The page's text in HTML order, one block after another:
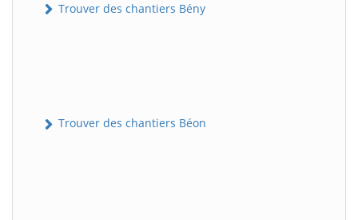
Trouver des chantiers Bény
Trouver des chantiers Béon